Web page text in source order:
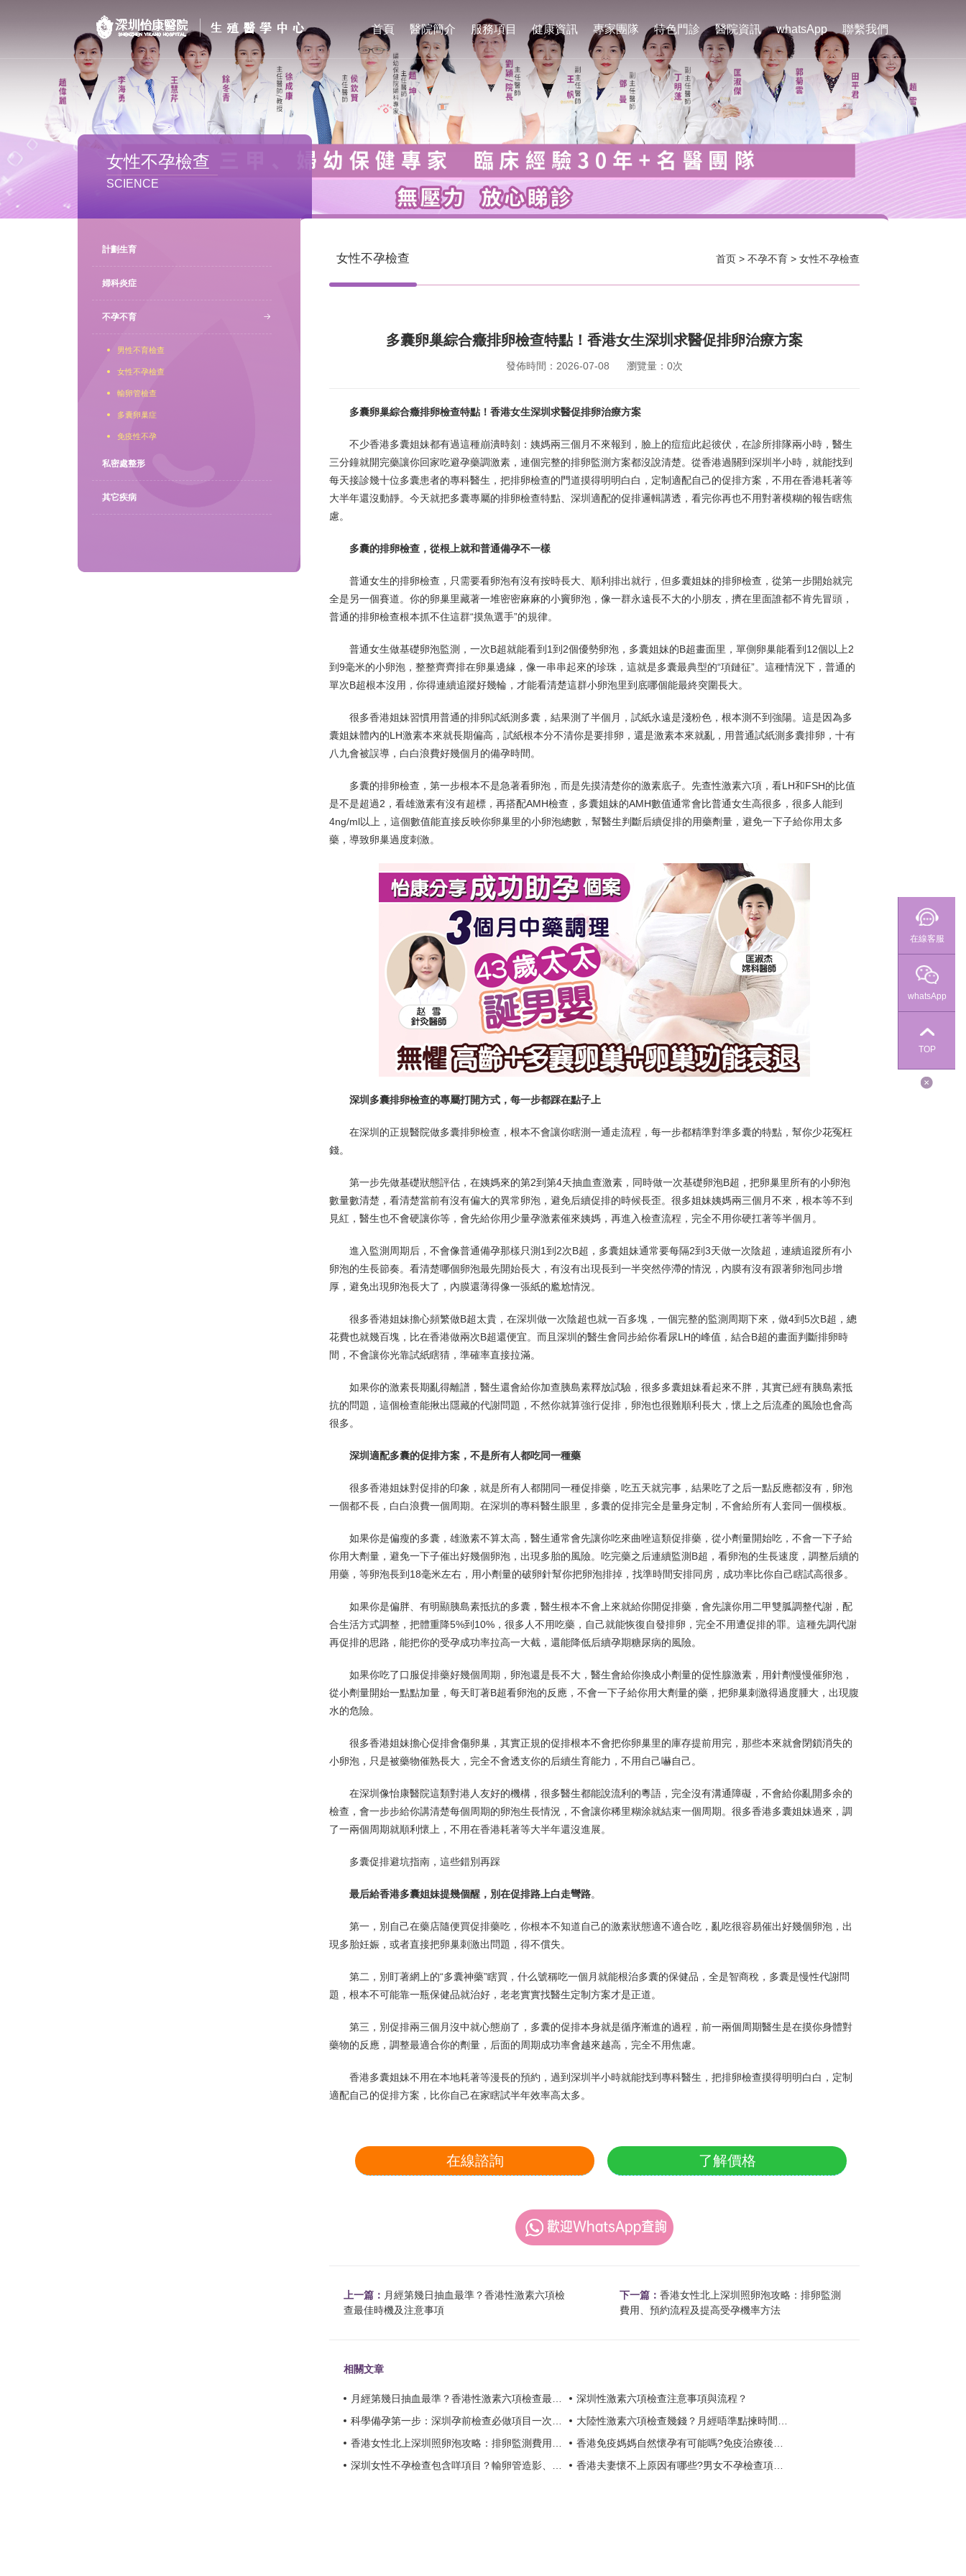
首頁 醫院簡介 服務項目 健康資訊 專家團隊 特色門診 醫院資訊 whatsApp 聯繫我們
醫院簡介
私密處整形
專家團隊
女性不孕檢查
SCIENCE
計劃生育
婦科炎症
不孕不育
男性不育檢查
女性不孕檢查
輸卵管檢查
多囊卵巢症
免疫性不孕
私密處整形
其它疾病
女性不孕檢查 首页 >不孕不育 >女性不孕檢查
多囊卵巢綜合癥排卵檢查特點！香港女生深圳求醫促排卵治療方案
發佈時間：2026-07-08 瀏覽量：0次
多囊卵巢綜合癥排卵檢查特點！香港女生深圳求醫促排卵治療方案
不少香港多囊姐妹都有過這種崩潰時刻：姨媽兩三個月不來報到，臉上的痘痘此起彼伏，在診所排隊兩小時，醫生
三分鐘就開完藥讓你回家吃避孕藥調激素，連個完整的排卵監測方案都沒說清楚。從香港過關到深圳半小時，就能找到
每天接診幾十位多囊患者的專科醫生，把排卵檢查的門道摸得明明白白，定制適配自己的促排方案，不用在香港耗著等
大半年還沒動靜。今天就把多囊專屬的排卵檢查特點、深圳適配的促排邏輯講透，看完你再也不用對著模糊的報告瞎焦
慮。
多囊的排卵檢查，從根上就和普通備孕不一樣
普通女生的排卵檢查，只需要看卵泡有沒有按時長大、順利排出就行，但多囊姐妹的排卵檢查，從第一步開始就完
全是另一個賽道。你的卵巢里藏著一堆密密麻麻的小竇卵泡，像一群永遠長不大的小朋友，擠在里面誰都不肯先冒頭，
普通的排卵檢查根本抓不住這群“摸魚選手”的規律。
普通女生做基礎卵泡監測，一次B超就能看到1到2個優勢卵泡，多囊姐妹的B超畫面里，單側卵巢能看到12個以上2
到9毫米的小卵泡，整整齊齊排在卵巢邊緣，像一串串起來的珍珠，這就是多囊最典型的“項鏈征”。這種情況下，普通的
單次B超根本沒用，你得連續追蹤好幾輪，才能看清楚這群小卵泡里到底哪個能最終突圍長大。
很多香港姐妹習慣用普通的排卵試紙測多囊，結果測了半個月，試紙永遠是淺粉色，根本測不到強陽。這是因為多
囊姐妹體內的LH激素本來就長期偏高，試紙根本分不清你是要排卵，還是激素本來就亂，用普通試紙測多囊排卵，十有
八九會被誤導，白白浪費好幾個月的備孕時間。
多囊的排卵檢查，第一步根本不是急著看卵泡，而是先摸清楚你的激素底子。先查性激素六項，看LH和FSH的比值
是不是超過2，看雄激素有沒有超標，再搭配AMH檢查，多囊姐妹的AMH數值通常會比普通女生高很多，很多人能到
4ng/ml以上，這個數值能直接反映你卵巢里的小卵泡總數，幫醫生判斷后續促排的用藥劑量，避免一下子給你用太多
藥，導致卵巢過度刺激。
深圳多囊排卵檢查的專屬打開方式，每一步都踩在點子上
在深圳的正規醫院做多囊排卵檢查，根本不會讓你瞎測一通走流程，每一步都精準對準多囊的特點，幫你少花冤枉
錢。
第一步先做基礎狀態評估，在姨媽來的第2到第4天抽血查激素，同時做一次基礎卵泡B超，把卵巢里所有的小卵泡
數量數清楚，看清楚當前有沒有偏大的異常卵泡，避免后續促排的時候長歪。很多姐妹姨媽兩三個月不來，根本等不到
見紅，醫生也不會硬讓你等，會先給你用少量孕激素催來姨媽，再進入檢查流程，完全不用你硬扛著等半個月。
進入監測周期后，不會像普通備孕那樣只測1到2次B超，多囊姐妹通常要每隔2到3天做一次陰超，連續追蹤所有小
卵泡的生長節奏。看清楚哪個卵泡最先開始長大，有沒有出現長到一半突然停滯的情況，內膜有沒有跟著卵泡同步增
厚，避免出現卵泡長大了，內膜還薄得像一張紙的尷尬情況。
很多香港姐妹擔心頻繁做B超太貴，在深圳做一次陰超也就一百多塊，一個完整的監測周期下來，做4到5次B超，總
花費也就幾百塊，比在香港做兩次B超還便宜。而且深圳的醫生會同步給你看尿LH的峰值，結合B超的畫面判斷排卵時
間，不會讓你光靠試紙瞎猜，準確率直接拉滿。
如果你的激素長期亂得離譜，醫生還會給你加查胰島素釋放試驗，很多多囊姐妹看起來不胖，其實已經有胰島素抵
抗的問題，這個檢查能揪出隱藏的代謝問題，不然你就算強行促排，卵泡也很難順利長大，懷上之后流產的風險也會高
很多。
深圳適配多囊的促排方案，不是所有人都吃同一種藥
很多香港姐妹對促排的印象，就是所有人都開同一種促排藥，吃五天就完事，結果吃了之后一點反應都沒有，卵泡
一個都不長，白白浪費一個周期。在深圳的專科醫生眼里，多囊的促排完全是量身定制，不會給所有人套同一個模板。
如果你是偏瘦的多囊，雄激素不算太高，醫生通常會先讓你吃來曲唑這類促排藥，從小劑量開始吃，不會一下子給
你用大劑量，避免一下子催出好幾個卵泡，出現多胎的風險。吃完藥之后連續監測B超，看卵泡的生長速度，調整后續的
用藥，等卵泡長到18毫米左右，用小劑量的破卵針幫你把卵泡排掉，找準時間安排同房，成功率比你自己瞎試高很多。
如果你是偏胖、有明顯胰島素抵抗的多囊，醫生根本不會上來就給你開促排藥，會先讓你用二甲雙胍調整代謝，配
合生活方式調整，把體重降5%到10%，很多人不用吃藥，自己就能恢復自發排卵，完全不用遭促排的罪。這種先調代謝
再促排的思路，能把你的受孕成功率拉高一大截，還能降低后續孕期糖尿病的風險。
如果你吃了口服促排藥好幾個周期，卵泡還是長不大，醫生會給你換成小劑量的促性腺激素，用針劑慢慢催卵泡，
從小劑量開始一點點加量，每天盯著B超看卵泡的反應，不會一下子給你用大劑量的藥，把卵巢刺激得過度腫大，出現腹
水的危險。
很多香港姐妹擔心促排會傷卵巢，其實正規的促排根本不會把你卵巢里的庫存提前用完，那些本來就會閉鎖消失的
小卵泡，只是被藥物催熟長大，完全不會透支你的后續生育能力，不用自己嚇自己。
在深圳像怡康醫院這類對港人友好的機構，很多醫生都能說流利的粵語，完全沒有溝通障礙，不會給你亂開多余的
檢查，會一步步給你講清楚每個周期的卵泡生長情況，不會讓你稀里糊涂就結束一個周期。很多香港多囊姐妹過來，調
了一兩個周期就順利懷上，不用在香港耗著等大半年還沒進展。
多囊促排避坑指南，這些錯別再踩
最后給香港多囊姐妹提幾個醒，別在促排路上白走彎路。
第一，別自己在藥店隨便買促排藥吃，你根本不知道自己的激素狀態適不適合吃，亂吃很容易催出好幾個卵泡，出
現多胎妊娠，或者直接把卵巢刺激出問題，得不償失。
第二，別盯著網上的“多囊神藥”瞎買，什么號稱吃一個月就能根治多囊的保健品，全是智商稅，多囊是慢性代謝問
題，根本不可能靠一瓶保健品就治好，老老實實找醫生定制方案才是正道。
第三，別促排兩三個月沒中就心態崩了，多囊的促排本身就是循序漸進的過程，前一兩個周期醫生是在摸你身體對
藥物的反應，調整最適合你的劑量，后面的周期成功率會越來越高，完全不用焦慮。
香港多囊姐妹不用在本地耗著等漫長的預約，過到深圳半小時就能找到專科醫生，把排卵檢查摸得明明白白，定制
適配自己的促排方案，比你自己在家瞎試半年效率高太多。
在線諮詢 了解價格
上一篇： 月經第幾日抽血最準？香港性激素六項檢
查最佳時機及注意事項
下一篇： 香港女性北上深圳照卵泡攻略：排卵監測
費用、預約流程及提高受孕機率方法
相關文章
月經第幾日抽血最準？香港性激素六項檢查最佳時機及注意事項？
深圳性激素六項檢查注意事項與流程？
科學備孕第一步：深圳孕前檢查必做項目一次看清？
大陸性激素六項檢查幾錢？月經唔準點揀時間做？
香港女性北上深圳照卵泡攻略：排卵監測費用、預約流程及提高受孕機率方法？
香港免疫媽媽自然懷孕有可能嗎?免疫治療後成功懷孕案例分享？
深圳女性不孕檢查包含咩項目？輸卵管造影、荷爾蒙檢測與卵巢功能評估明細？
香港夫妻懷不上原因有哪些?男女不孕檢查項目一次講清？
在線客服
whatsApp
TOP